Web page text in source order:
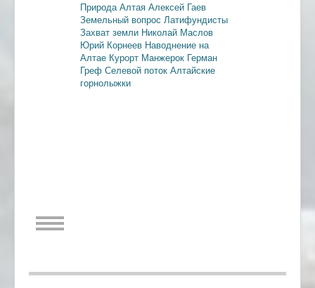
Природа Алтая Алексей Гаев
Земельный вопрос Латифундисты
Захват земли Николай Маслов
Юрий Корнеев Наводнение на
Алтае Курорт Манжерок Герман
Греф Селевой поток Алтайские
горнолыжки